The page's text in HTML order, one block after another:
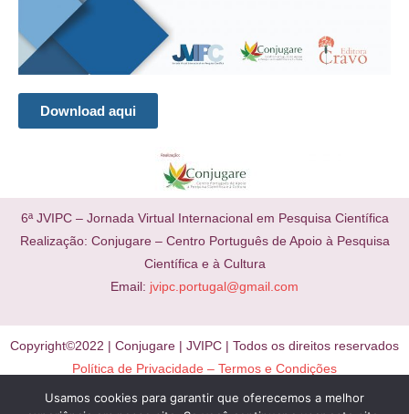
Download aqui
6ª JVIPC – Jornada Virtual Internacional em Pesquisa Científica
Realização: Conjugare – Centro Português de Apoio à Pesquisa
Científica e à Cultura
Email: jvipc.portugal@gmail.com
Copyright©2022 | Conjugare | JVIPC | Todos os direitos reservados
Política de Privacidade – Termos e Condições
Usamos cookies para garantir que oferecemos a melhor